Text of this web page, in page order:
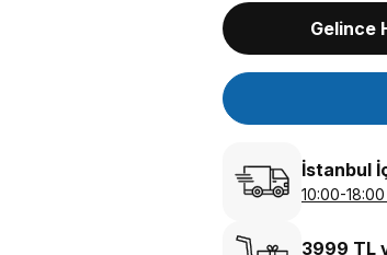
Gelince
İstanbul
10:00-
3999 TL